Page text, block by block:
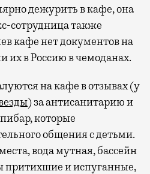
где можно
или просто
и садятся
недостатка
их обычно
воздушных
— тоже.
дежурить в кафе, она
сотрудница также
кафе нет документов на
их в Россию в чемоданах.
на кафе в отзывах (у
) за антисанитарию и
которые
общения с детьми.
вода мутная, бассейн
притихшие и испуганные,